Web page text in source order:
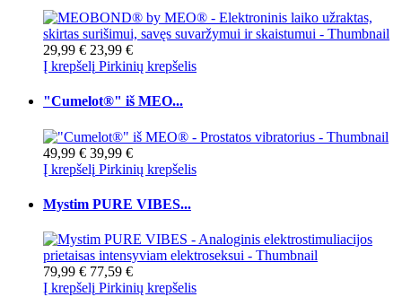
29,99 € 23,99 €
Į krepšelį Pirkinių krepšelis
"Cumelot®" iš MEO...
49,99 € 39,99 €
Į krepšelį Pirkinių krepšelis
Mystim PURE VIBES...
79,99 € 77,59 €
Į krepšelį Pirkinių krepšelis